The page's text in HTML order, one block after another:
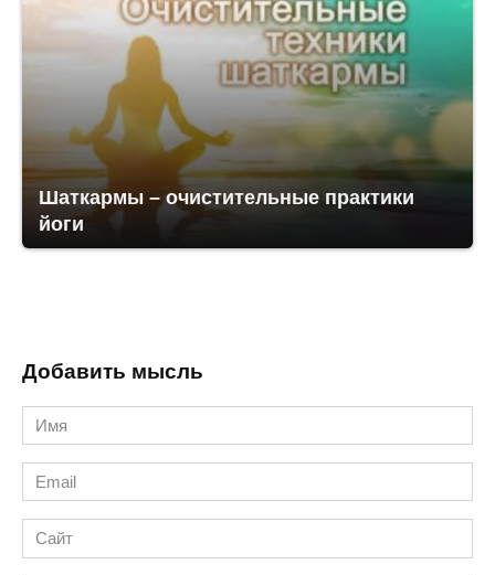
Шаткармы – очистительные практики
йоги
Добавить мысль
Имя
*
Email
*
Сайт